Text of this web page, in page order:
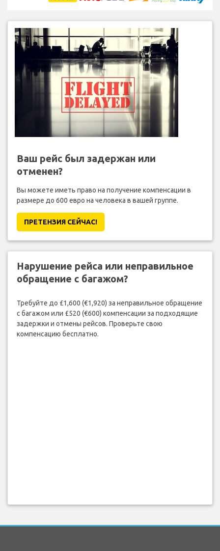
Ваш рейс был задержан или
отменен?
Вы можете иметь право на получение компенсации в
размере до 600 евро на человека в вашей группе.
ПРЕТЕНЗИЯ CЕЙЧАС!
Нарушение рейса или неправильное
обращение с багажом?
Требуйте до £1,600 (€1,920) за неправильное обращение
с багажом или £520 (€600) компенсации за подходящие
задержки и отмены рейсов. Проверьте свою
компенсацию бесплатно.